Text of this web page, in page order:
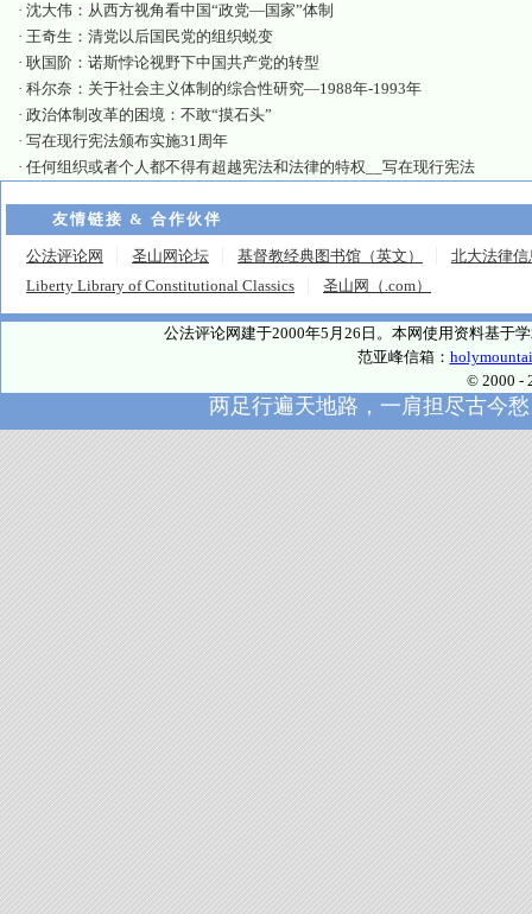
· 沈大伟：从西方视角看中国“政党—国家”体制
· 王奇生：清党以后国民党的组织蜕变
· 耿国阶：诺斯悖论视野下中国共产党的转型
· 科尔奈：关于社会主义体制的综合性研究—1988年-1993年
· 政治体制改革的困境：不敢“摸石头”
· 写在现行宪法颁布实施31周年
· 任何组织或者个人都不得有超越宪法和法律的特权__写在现行宪法
友情链接 & 合作伙伴
公法评论网 圣山网论坛 基督教经典图书馆（英文）
北大法律信
Liberty Library of Constitutional Classics
圣山网（.com）
公法评论网建于2000年5月26日。本网使用资料基于
范亚峰信箱：
© 2000 -
两足行遍天地路，一肩担尽古今